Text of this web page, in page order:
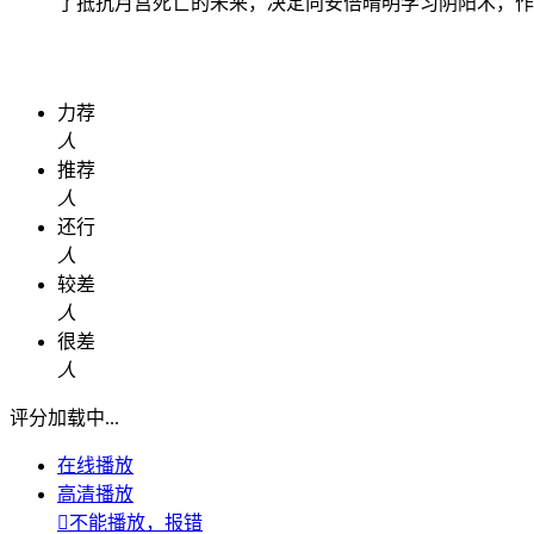
力荐
人
推荐
人
还行
人
较差
人
很差
人
评分加载中...
在线播放
高清播放
不能播放，报错